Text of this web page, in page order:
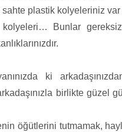
plastik kolyeleriniz var
Bunlar
ki
birlikte güzel
öğütlerini tutmamak,